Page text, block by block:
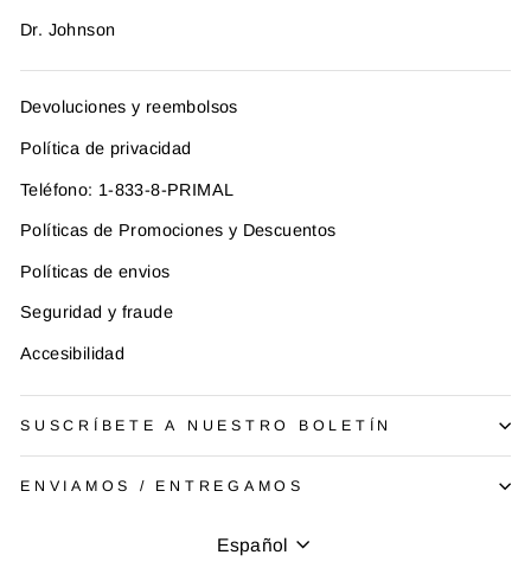
Dr. Johnson
Devoluciones y reembolsos
Política de privacidad
Teléfono: 1-833-8-PRIMAL
Políticas de Promociones y Descuentos
Políticas de envios
Seguridad y fraude
Accesibilidad
SUSCRÍBETE A NUESTRO BOLETÍN
ENVIAMOS / ENTREGAMOS
Idioma
Español